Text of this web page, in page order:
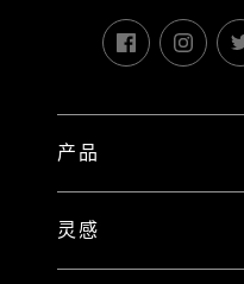
产品
灵感